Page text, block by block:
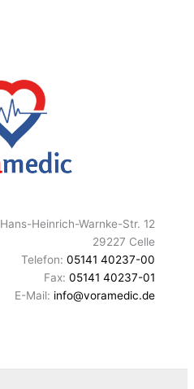
Hans-Heinrich-Warnke-Str. 12
29227 Celle
Telefon: 05141 40237-00
Fax: 05141 40237-01
E-Mail: info@voramedic.de